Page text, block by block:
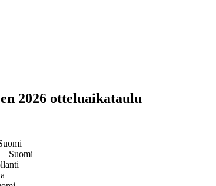
2026 otteluaikataulu
Suomi